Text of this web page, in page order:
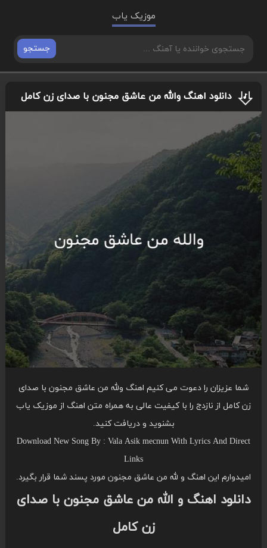
موزیک یاب
جستجو
دانلود اهنگ والله من عاشق مجنون با صدای زن کامل
شما عزیزان را دعوت می کنیم اهنگ ولله من عاشق مجنون با صدای
زن کامل از نازدج را با کیفیت عالی به همراه متن اهنگ از موزیک یاب
بشنوید و دریافت کنید.
Download New Song By : Vala Asik mecnun With Lyrics And Direct
Links
امیدوارم این اهنگ و لله من عاشق مجنون مورد پسند شما قرار بگیرد.
دانلود اهنگ و الله من عاشق مجنون با صدای
زن کامل